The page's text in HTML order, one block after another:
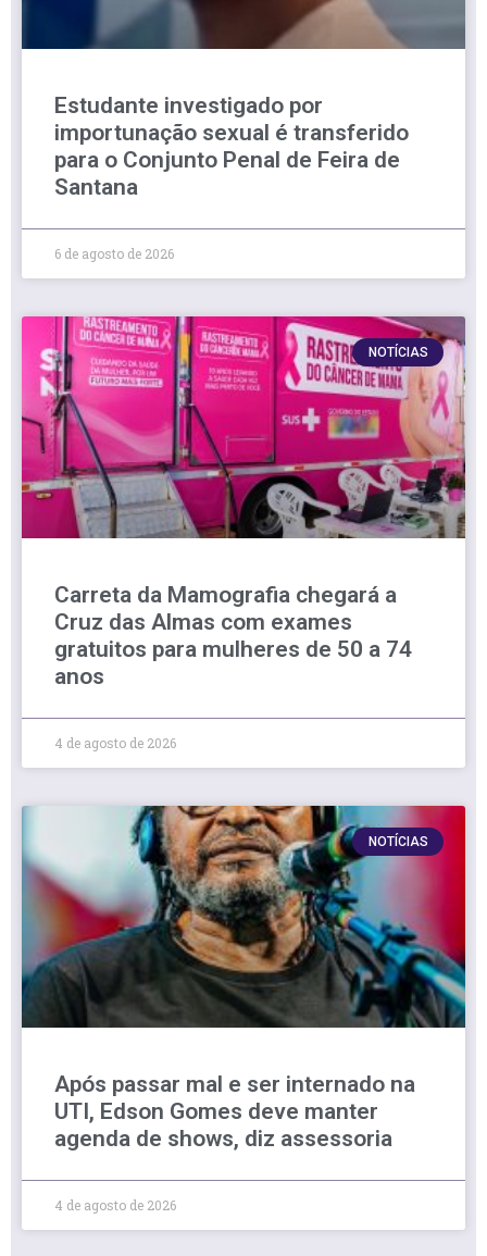
Estudante investigado por
importunação sexual é transferido
para o Conjunto Penal de Feira de
Santana
6 de agosto de 2026
NOTÍCIAS
Carreta da Mamografia chegará a
Cruz das Almas com exames
gratuitos para mulheres de 50 a 74
anos
4 de agosto de 2026
NOTÍCIAS
Após passar mal e ser internado na
UTI, Edson Gomes deve manter
agenda de shows, diz assessoria
4 de agosto de 2026